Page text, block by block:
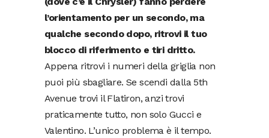
l’orientamento per un secondo, ma
qualche secondo dopo, ritrovi il tuo
blocco di riferimento e tiri dritto.
Appena ritrovi i numeri della griglia non
puoi più sbagliare. Se scendi dalla 5th
Avenue trovi il Flatiron, anzi trovi
praticamente tutto, non solo Gucci e
Valentino. L’unico problema è il tempo.